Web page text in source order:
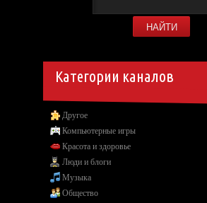
Категории каналов
Другое
Компьютерные игры
Красота и здоровье
Люди и блоги
Музыка
Общество